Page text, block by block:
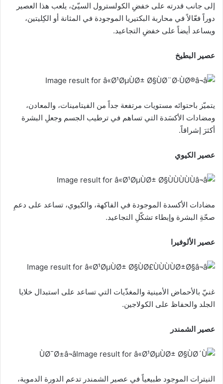
إلى جانب قدرته على خفضِ الكولسترول السيّئ، يلعب هذا العصير
دوراً فعّالاً في محاربة البكتيريا الموجودة في المثانة أو الكِليتين،
ويساعد أيضاً على خفضِ التجاعيد.
عصير البطيخ
يتميّز باحتوائه مستويات مرتفعة جداً من الفيتامينات، والمعادن،
ومضادات الأكسَدة التي تساهم في ترطيب الجسم وجعلِ البشرة
أكثرَ إشراقاً.
عصير الكيوي
مضادات الأكسدة الموجودة في الفاكهة، والكيوي، تساعد على دعمِ
صحّةِ البشرة وإبطاء تشكّلِ التجاعيد.
عصير الألوفيرا
غنيّ بالأحماض الأمينية والمغذّيات التي تساعد على استبدال خلايا
الجلد والحفاظ على الكولاجين.
عصير الشمندر
النيترات الموجود طبيعياً في عصير الشمندر تدعم الدورة الدموية،